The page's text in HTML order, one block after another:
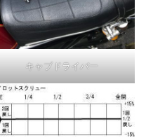
キャブドライバー